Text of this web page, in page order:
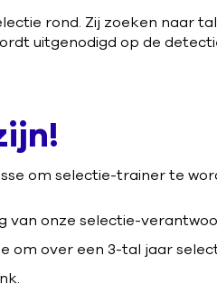
rond. Zij zoeken naar
uitgenodigd op de
om selectie-trainer te
van onze selectie-
om over een 3-tal jaar
.